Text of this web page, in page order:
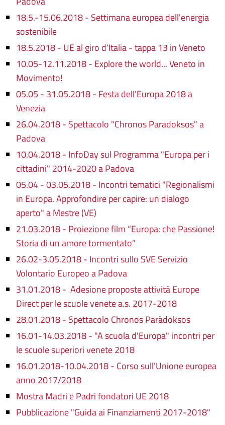
18.5.-15.06.2018 - Settimana europea dell'energia
sostenibile
18.5.2018 - UE al giro d'Italia - tappa 13 in Veneto
10.05-12.11.2018 - Explore the world... Veneto in
Movimento!
05.05 - 31.05.2018 - Festa dell'Europa 2018 a
Venezia
26.04.2018 - Spettacolo "Chronos Paradoksos" a
Padova
10.04.2018 - InfoDay sul Programma "Europa per i
cittadini" 2014-2020 a Padova
05.04 - 03.05.2018 - Incontri tematici "Regionalismi
in Europa. Approfondire per capire: un dialogo
aperto" a Mestre (VE)
21.03.2018 - Proiezione film “Europa: che Passione!
Storia di un amore tormentato”
26.02-3.05.2018 - Incontri sullo SVE Servizio
Volontario Europeo a Padova
31.01.2018 - Adesione proposte attività Europe
Direct per le scuole venete a.s. 2017-2018
28.01.2018 - Spettacolo Chronos Paràdoksos
16.01-14.03.2018 - "A scuola d'Europa" incontri per
le scuole superiori venete 2018
16.01.2018-10.04.2018 - Corso sull'Unione europea
anno 2017/2018
Mostra Madri e Padri fondatori UE 2018
Pubblicazione "Guida ai Finanziamenti 2017-2018"